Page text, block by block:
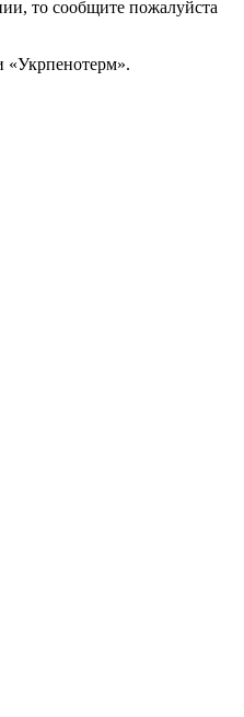
то сообщите пожалуйста
«Укрпенотерм».